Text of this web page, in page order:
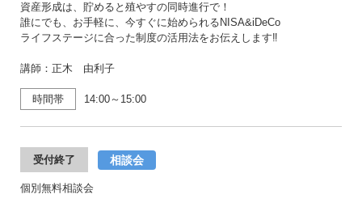
資産形成は、貯めると殖やすの同時進行で！
誰にでも、お手軽に、今すぐに始められるNISA&iDeCo
ライフステージに合った制度の活用法をお伝えします‼
講師：正木 由利子
時間帯 14:00～15:00
受付終了 相談会
個別無料相談会